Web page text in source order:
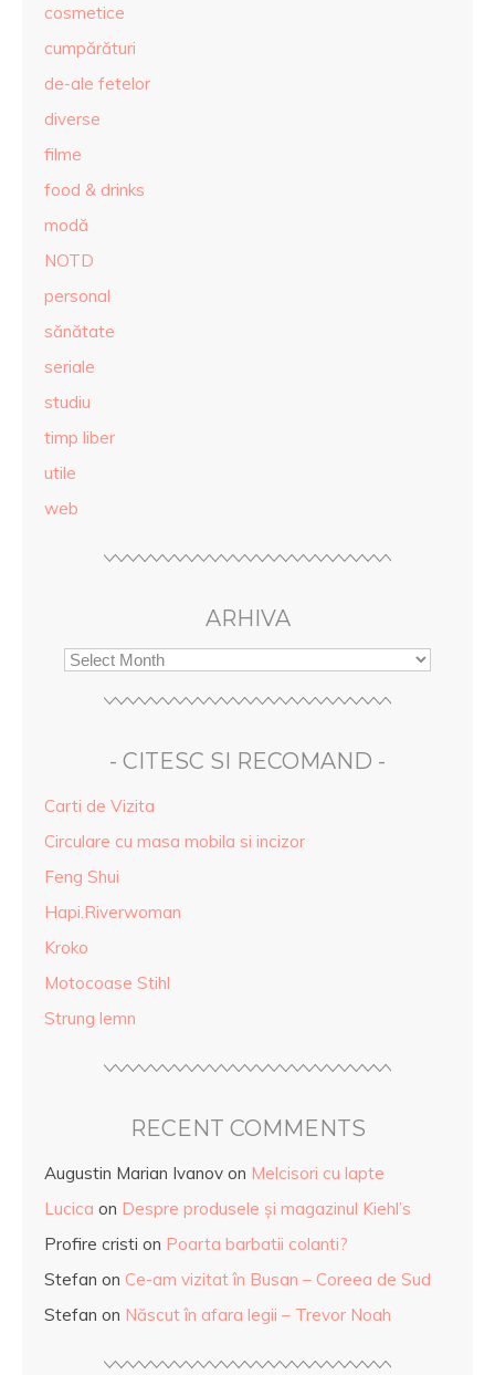
cosmetice
cumpărături
de-ale fetelor
diverse
filme
food & drinks
modă
NOTD
personal
sănătate
seriale
studiu
timp liber
utile
web
ARHIVA
- CITESC SI RECOMAND -
Carti de Vizita
Circulare cu masa mobila si incizor
Feng Shui
Hapi.Riverwoman
Kroko
Motocoase Stihl
Strung lemn
RECENT COMMENTS
Augustin Marian Ivanov on Melcisori cu lapte
Lucica on Despre produsele și magazinul Kiehl’s
Profire cristi on Poarta barbatii colanti?
Stefan on Ce-am vizitat în Busan – Coreea de Sud
Stefan on Născut în afara legii – Trevor Noah